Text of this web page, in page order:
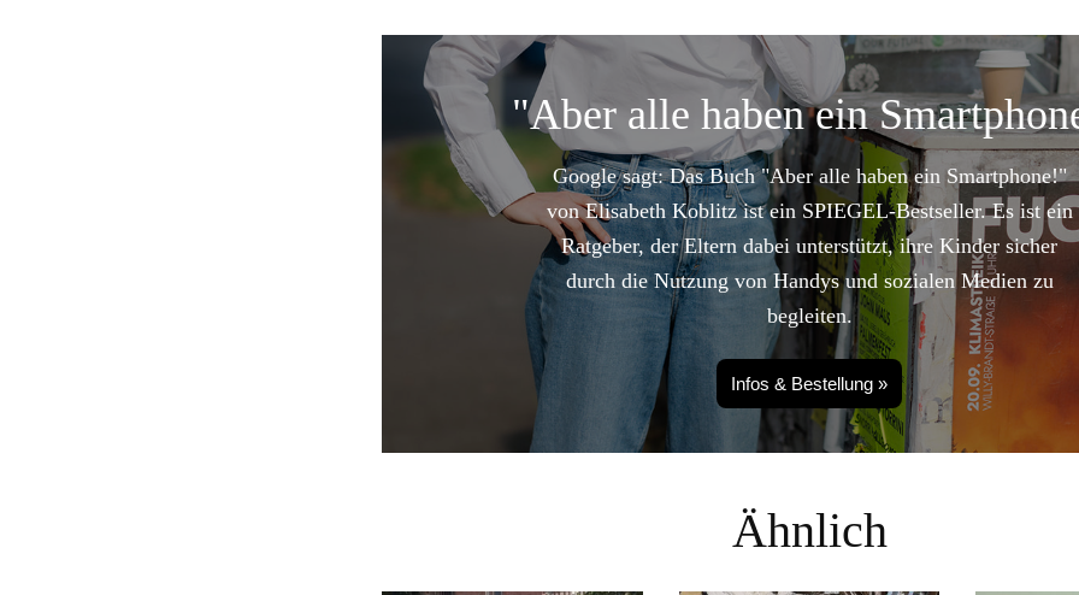
"Aber alle haben ein
Google sagt: Das Buch "Aber alle haben ein Smartphone!"
von Elisabeth Koblitz ist ein SPIEGEL-Bestseller. Es ist ein
Ratgeber, der Eltern dabei unterstützt, ihre Kinder sicher
durch die Nutzung von Handys und sozialen Medien zu
begleiten.
Infos & Bestellung »
Ähnlich